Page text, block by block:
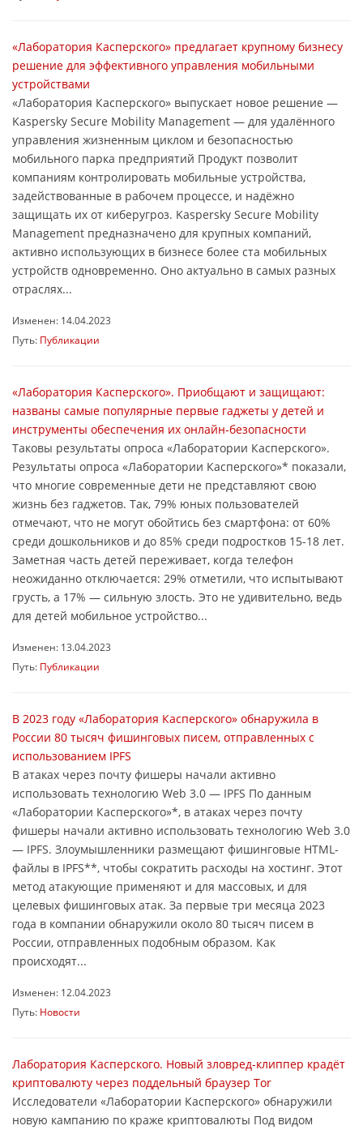
«Лаборатория Касперского» предлагает крупному бизнесу
решение для эффективного управления мобильными
устройствами
«Лаборатория Касперского» выпускает новое решение —
Kaspersky Secure Mobility Management — для удалённого
управления жизненным циклом и безопасностью
мобильного парка предприятий Продукт позволит
компаниям контролировать мобильные устройства,
задействованные в рабочем процессе, и надёжно
защищать их от киберугроз. Kaspersky Secure Mobility
Management предназначено для крупных компаний,
активно использующих в бизнесе более ста мобильных
устройств одновременно. Оно актуально в самых разных
отраслях...
Изменен: 14.04.2023
Путь: Публикации
«Лаборатория Касперского». Приобщают и защищают:
названы самые популярные первые гаджеты у детей и
инструменты обеспечения их онлайн-безопасности
Таковы результаты опроса «Лаборатории Касперского».
Результаты опроса «Лаборатории Касперского»* показали,
что многие современные дети не представляют свою
жизнь без гаджетов. Так, 79% юных пользователей
отмечают, что не могут обойтись без смартфона: от 60%
среди дошкольников и до 85% среди подростков 15-18 лет.
Заметная часть детей переживает, когда телефон
неожиданно отключается: 29% отметили, что испытывают
грусть, а 17% — сильную злость. Это не удивительно, ведь
для детей мобильное устройство...
Изменен: 13.04.2023
Путь: Публикации
В 2023 году «Лаборатория Касперского» обнаружила в
России 80 тысяч фишинговых писем, отправленных с
использованием IPFS
В атаках через почту фишеры начали активно
использовать технологию Web 3.0 ― IPFS По данным
«Лаборатории Касперского»*, в атаках через почту
фишеры начали активно использовать технологию Web 3.0
― IPFS. Злоумышленники размещают фишинговые HTML-
файлы в IPFS**, чтобы сократить расходы на хостинг. Этот
метод атакующие применяют и для массовых, и для
целевых фишинговых атак. За первые три месяца 2023
года в компании обнаружили около 80 тысяч писем в
России, отправленных подобным образом. Как
происходят...
Изменен: 12.04.2023
Путь: Новости
Лаборатория Касперского. Новый зловред-клиппер крадёт
криптовалюту через поддельный браузер Tor
Исследователи «Лаборатории Касперского» обнаружили
новую кампанию по краже криптовалюты Под видом